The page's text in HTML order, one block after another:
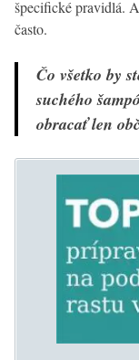
špecifické pravidlá.
často.
Čo všetko by
suchého
obracať len